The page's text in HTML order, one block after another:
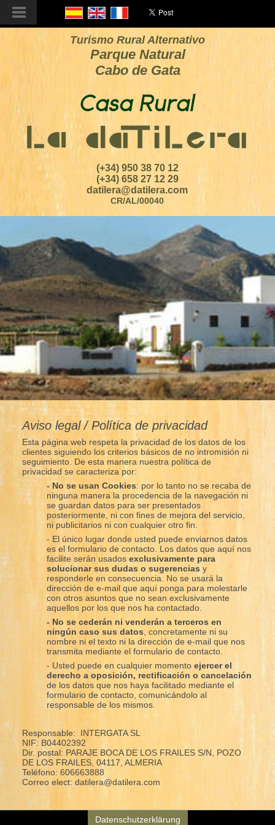
Turismo Rural Alternativo
Parque Natural
Cabo de Gata
(+34) 950 38 70 12
(+34) 658 27 12 29
datilera@datilera.com
CR/AL/00040
Aviso legal / Política de privacidad
Esta página web respeta la privacidad de los datos de los
clientes siguiendo los criterios básicos de no intromisión ni
seguimiento. De esta manera nuestra política de
privacidad se caracteriza por:
- No se usan Cookies: por lo tanto no se recaba de
ninguna manera la procedencia de la navegación ni
se guardan datos para ser presentados
posteriormente, ni con fines de mejora del servicio,
ni publicitarios ni con cualquier otro fin.
- El único lugar donde usted puede enviarnos datos
es el formulario de contacto. Los datos que aquí nos
facilite serán usados exclusivamente para
solucionar sus dudas o sugerenciasy
responderle en consecuencia. No se usará la
dirección de e-mail que aquí ponga para molestarle
con otros asuntos que no sean exclusivamente
aquellos por los que nos ha contactado.
- No se cederán ni venderán a terceros en
ningún caso sus datos , concretamente ni su
nombre ni el texto ni la dirección de e-mail que nos
transmita mediante el formulario de contacto.
- Usted puede en cualquier momento ejercer el
derecho a oposición, rectificación o cancelación
de los datos que nos haya facilitado mediante el
formulario de contacto, comunicándolo al
responsable de los mismos.
Responsable: INTERGATA SL
NIF: B04402392
Dir. postal: PARAJE BOCA DE LOS FRAILES S/N, POZO
DE LOS FRAILES, 04117, ALMERIA
Teléfono: 606663888
Correo elect: datilera@datilera.com
Datenschutzerklärung